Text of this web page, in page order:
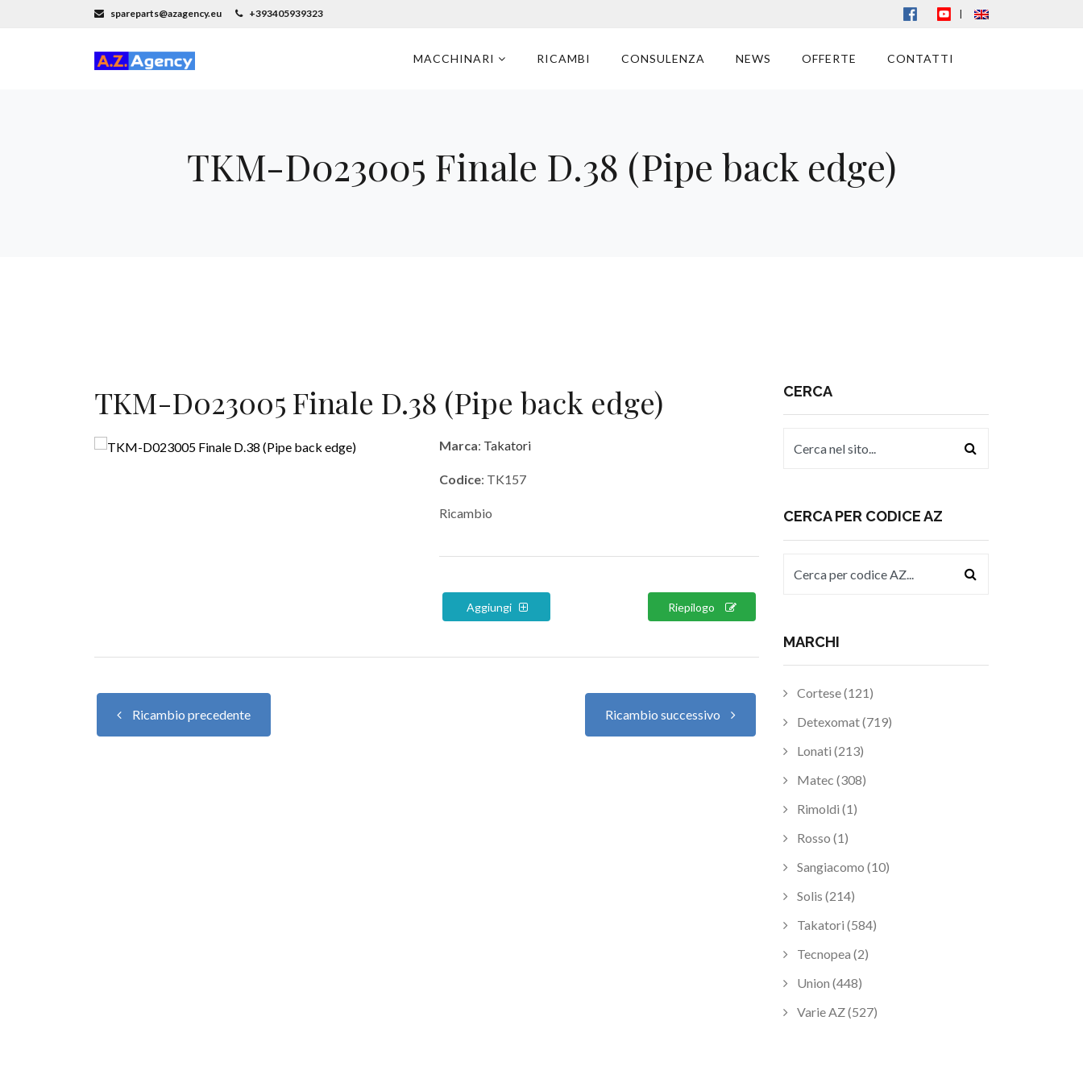
spareparts@azagency.eu +393405939323 |
MACCHINARI RICAMBI CONSULENZA NEWS OFFERTE CONTATTI
TKM-D023005 Finale D.38 (Pipe back edge)
TKM-D023005 Finale D.38 (Pipe back edge)
Marca: Takatori
Codice: TK157
Ricambio
Aggiungi Riepilogo
Ricambio precedente Ricambio successivo
CERCA
CERCA PER CODICE AZ
MARCHI
Cortese (121)
Detexomat (719)
Lonati (213)
Matec (308)
Rimoldi (1)
Rosso (1)
Sangiacomo (10)
Solis (214)
Takatori (584)
Tecnopea (2)
Union (448)
Varie AZ (527)